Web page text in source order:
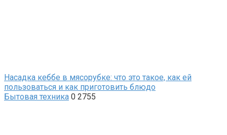
Насадка кеббе в мясорубке: что это такое, как ей
пользоваться и как приготовить блюдо
Бытовая техника 0 2755